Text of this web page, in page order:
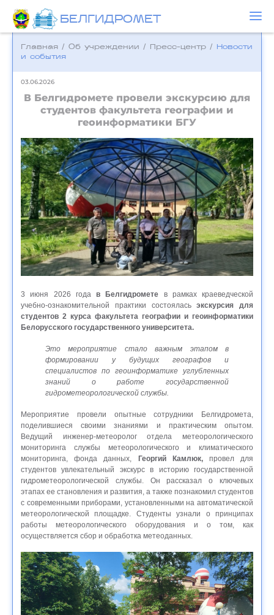
БЕЛГИДРОМЕТ
Главная / Об учреждении / Пресс-центр /
Новости
и события
03.06.2026
В Белгидромете провели экскурсию для
студентов факультета географии и
геоинформатики БГУ
3 июня 2026 года в Белгидромете в рамках краеведческой
учебно-ознакомительной практики состояласьэкскурсия для
студентов 2 курса факультета географии и геоинформатики
Белорусского государственного университета.
Это мероприятие стало важным этапом в
формировании у будущих географов и
специалистов по геоинформатике углубленных
знаний о работе государственной
гидрометеорологической службы.
Мероприятие провели опытные сотрудники Белгидромета,
поделившиеся своими знаниями и практическим опытом.
Ведущий инженер-метеоролог отдела метеорологического
мониторинга службы метеорологического и климатического
мониторинга, фонда данных,
Георгий Камлюк,провел для
студентов увлекательный экскурс в историю государственной
гидрометеорологической службы. Он рассказал о ключевых
этапах ее становления и развития, а также познакомил студентов
с современными приборами, установленными на автоматической
метеорологической площадке. Студенты узнали о принципах
работы метеорологического оборудования и о том, как
осуществляется сбор и обработка метеоданных.